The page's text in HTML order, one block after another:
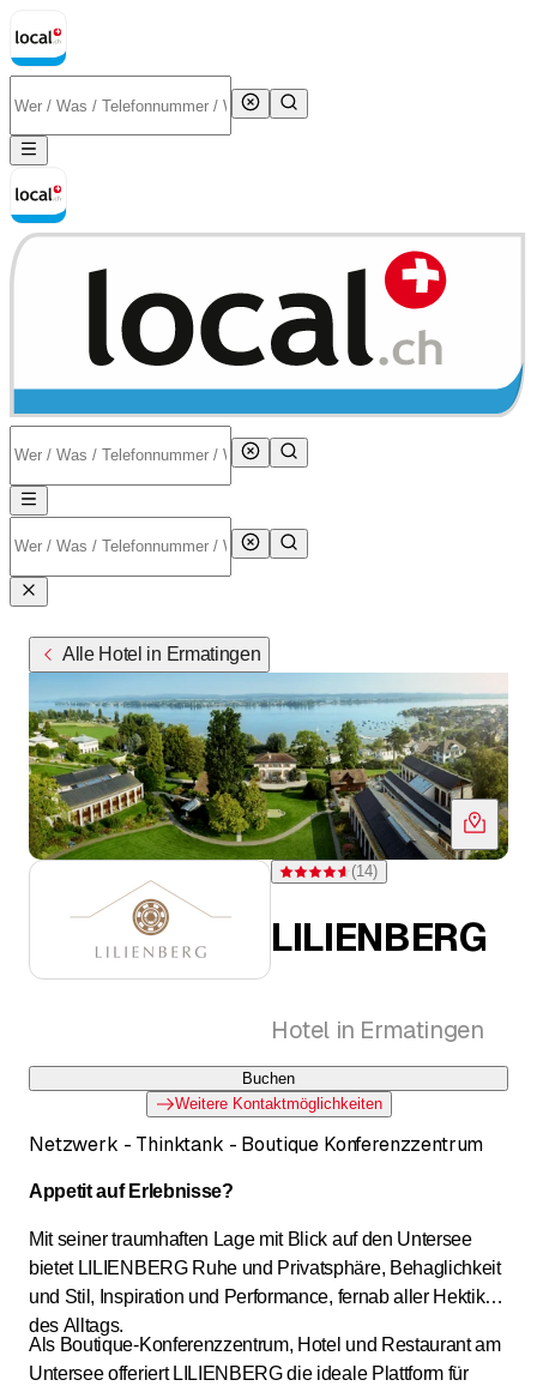
Alle Hotel in Ermatingen
Bewertung 4,6 von 5 Sternen bei 14
(14)
LILIENBERG
Hotel in Ermatingen
Buchen
Weitere Kontaktmöglichkeiten
Netzwerk - Thinktank - Boutique Konferenzzentrum
Appetit auf Erlebnisse?
Mit seiner traumhaften Lage mit Blick auf den Untersee
bietet LILIENBERG Ruhe und Privatsphäre, Behaglichkeit
und Stil, Inspiration und Performance, fernab aller Hektik
des Alltags.
Als Boutique-Konferenzzentrum, Hotel und Restaurant am
Untersee offeriert LILIENBERG die ideale Plattform für